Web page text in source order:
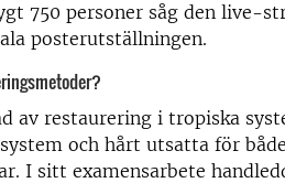
750 personer såg den live-
posterutställningen.
av restaurering i tropiska
och hårt utsatta för
I sitt examensarbete